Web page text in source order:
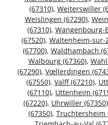
(67310), Weiterswiller
Weislingen (67290),
(67310), Wangenbourg-
(67520), Waltenheim-sur-
(67700), Waldhambach
Walbourg (67360),
(67290), Vœllerdingen
(67550), Valff (67210),
(67110), Uttenheim
(67220), Uhrwiller (67350)
(67350), Truchtersheim